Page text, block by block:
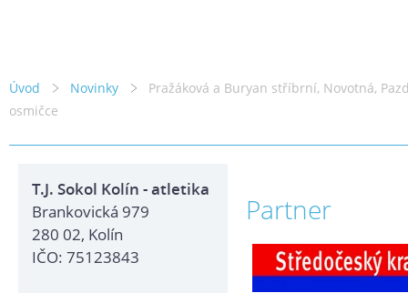
Úvod Novinky
Pražáková a Buryan stříbrní, Novotná,
osmičce
T.J. Sokol Kolín - atletika
Brankovická 979
280 02, Kolín
IČO: 75123843
Partner